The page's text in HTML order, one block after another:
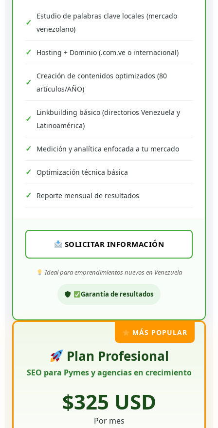
Estudio de palabras clave locales (mercado
venezolano)
Hosting + Dominio (.com.ve o internacional)
Creación de contenidos optimizados (80
artículos/AÑO)
Linkbuilding básico (directorios Venezuela y
Latinoamérica)
Medición y analítica enfocada a tu mercado
Optimización técnica básica
Reporte mensual de resultados
SOLICITAR INFORMACIÓN
Ideal para emprendimientos nuevos en Venezuela
Garantía de resultados
MÁS POPULAR
Plan Profesional
SEO para Pymes y agencias en crecimiento
$325 USD
Por mes